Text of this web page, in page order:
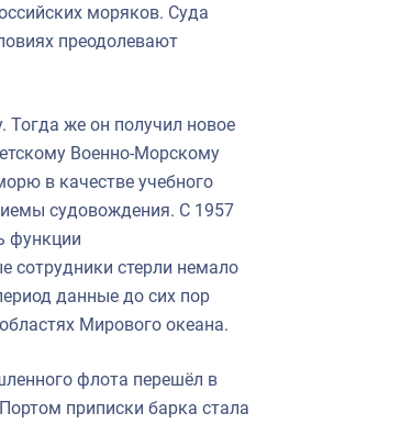
моряков. Суда
преодолевают
же он получил новое
Военно-Морскому
в качестве учебного
судовождения. С 1957
функции
сотрудники стерли немало
данные до сих пор
Мирового океана.
флота перешёл в
приписки барка стала